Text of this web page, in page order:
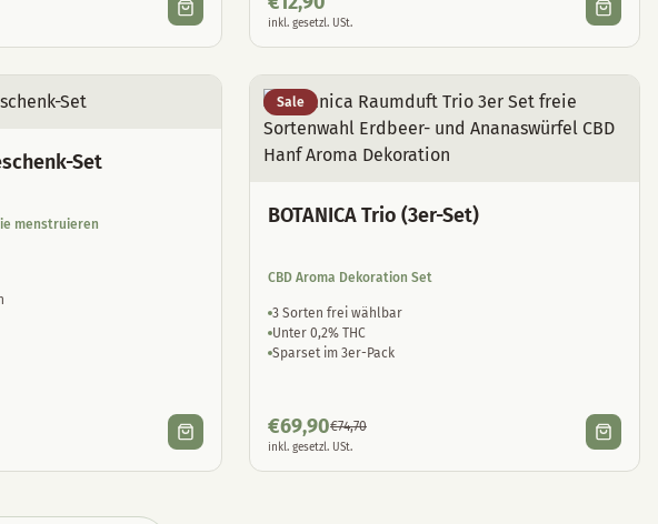
inkl. gesetzl. USt.
Set
menstruieren
Sale
BOTANICA Trio (3er-Set)
CBD Aroma Dekoration Set
3 Sorten frei wählbar
Unter 0,2% THC
Sparset im 3er-Pack
€69,90€74,70
inkl. gesetzl. USt.